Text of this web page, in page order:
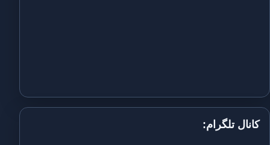
کانال تلگرام: